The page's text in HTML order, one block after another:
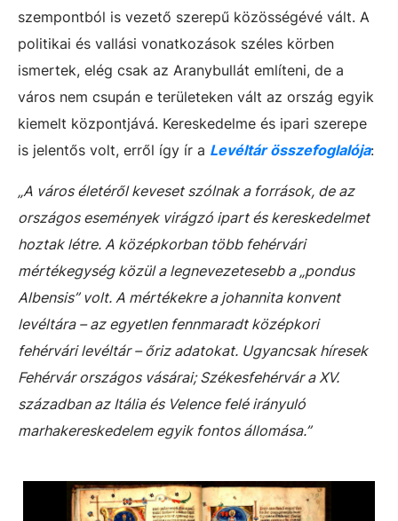
szempontból is vezető szerepű közösségévé vált. A
politikai és vallási vonatkozások széles körben
ismertek, elég csak az Aranybullát említeni, de a
város nem csupán e területeken vált az ország egyik
kiemelt központjává. Kereskedelme és ipari szerepe
is jelentős volt, erről így ír a Levéltár összefoglalója:
„A város életéről keveset szólnak a források, de az
országos események virágzó ipart és kereskedelmet
hoztak létre. A középkorban több fehérvári
mértékegység közül a legnevezetesebb a „pondus
Albensis” volt. A mértékekre a johannita konvent
levéltára – az egyetlen fennmaradt középkori
fehérvári levéltár – őriz adatokat. Ugyancsak híresek
Fehérvár országos vásárai; Székesfehérvár a XV.
században az Itália és Velence felé irányuló
marhakereskedelem egyik fontos állomása.”